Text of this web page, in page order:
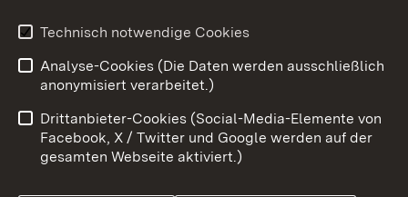
Youtube
Benutzungshinweise
Barrierefreiheit
Datenschutz
Cookies
Technisch notwendige Cookies
Analyse-Cookies (Die Daten werden ausschließlich
anonymisiert verarbeitet.)
Drittanbieter-Cookies (Social-Media-Elemente von
Facebook, X / Twitter und Google werden auf der
gesamten Webseite aktiviert.)